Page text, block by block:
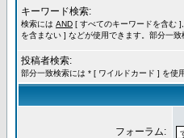
キーワード検索:
検索には AND [ すべてのキーワードを含む ],
を含まない ] などが使用できます。部分一
投稿者検索:
部分一致検索には * [ ワイルドカード ] を使
フォーラム: